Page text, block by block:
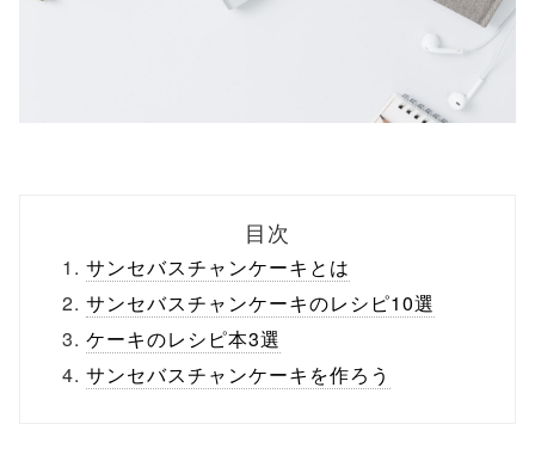
目次
サンセバスチャンケーキとは
サンセバスチャンケーキのレシピ10選
ケーキのレシピ本3選
サンセバスチャンケーキを作ろう